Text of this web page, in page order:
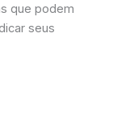
que podem
seus